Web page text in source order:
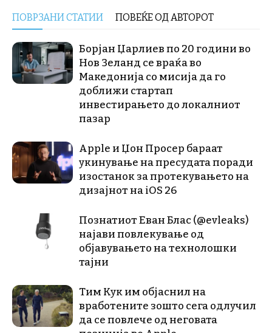
ПОВРЗАНИ СТАТИИ ПОВЕЌЕ ОД АВТОРОТ
Борјан Џарлиев по 20 години во
Нов Зеланд се враќа во
Македонија со мисија да го
доближи стартап
инвестирањето до локалниот
пазар
Apple и Џон Просер бараат
укинување на пресудата поради
изостанок за протекувањето на
дизајнот на iOS 26
Познатиот Еван Блас (@evleaks)
најави повлекување од
објавувањето на технолошки
тајни
Тим Кук им објаснил на
вработените зошто сега одлучил
да се повлече од неговата